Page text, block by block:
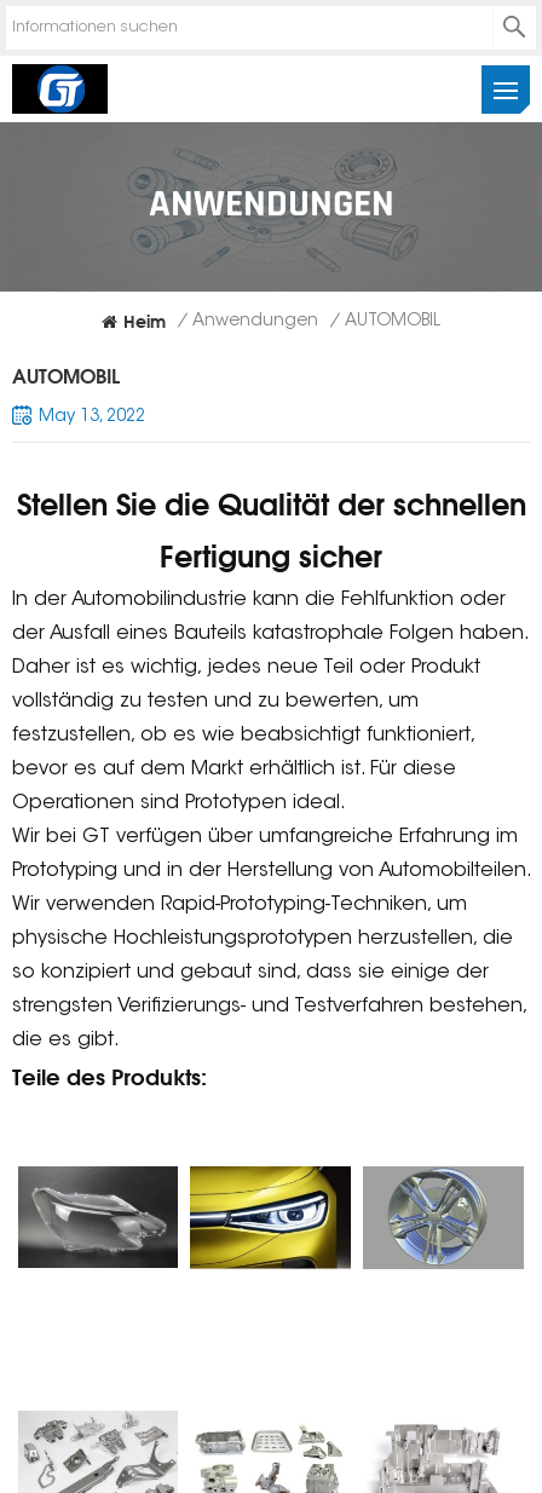
ANWENDUNGEN
Heim / Anwendungen / AUTOMOBIL
AUTOMOBIL
May 13, 2022
Stellen Sie die Qualität der schnellen
Fertigung sicher
In der Automobilindustrie kann die Fehlfunktion oder
der Ausfall eines Bauteils katastrophale Folgen haben.
Daher ist es wichtig, jedes neue Teil oder Produkt
vollständig zu testen und zu bewerten, um
festzustellen, ob es wie beabsichtigt funktioniert,
bevor es auf dem Markt erhältlich ist. Für diese
Operationen sind Prototypen ideal.
Wir bei GT verfügen über umfangreiche Erfahrung im
Prototyping und in der Herstellung von Automobilteilen.
Wir verwenden Rapid-Prototyping-Techniken, um
physische Hochleistungsprototypen herzustellen, die
so konzipiert und gebaut sind, dass sie einige der
strengsten Verifizierungs- und Testverfahren bestehen,
die es gibt.
Teile des Produkts: